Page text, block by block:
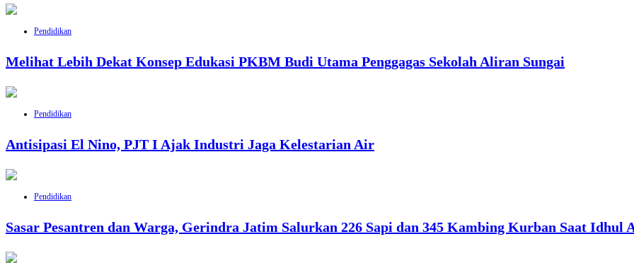
Pendidikan
Melihat Lebih Dekat Konsep Edukasi PKBM Budi Utama Penggagas Sekolah Aliran Sungai
Pendidikan
Antisipasi El Nino, PJT I Ajak Industri Jaga Kelestarian Air
Pendidikan
Sasar Pesantren dan Warga, Gerindra Jatim Salurkan 226 Sapi dan 345 Kambing Kurban Saat Idhul